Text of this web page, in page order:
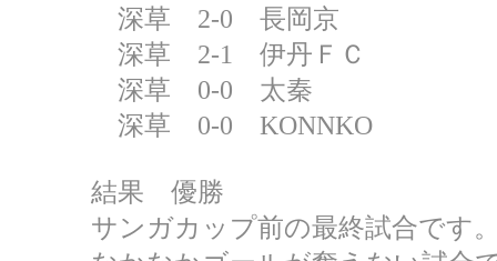
深草 2-0 長岡京
深草 2-1 伊丹ＦＣ
深草 0-0 太秦
深草 0-0 KONNKO
結果 優勝
サンガカップ前の最終試合です